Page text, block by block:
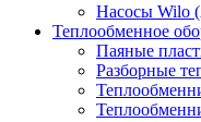
Насосы
Теплообменное
Паяные
Разборные